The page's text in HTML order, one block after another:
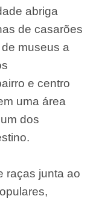
abriga
de casarões
museus a
e centro
uma área
dos
raças junta ao